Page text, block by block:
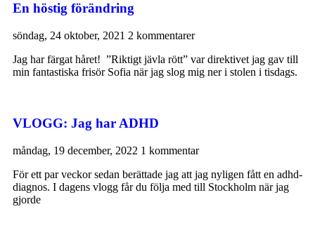
En höstig förändring
söndag, 24 oktober, 2021 2 kommentarer
Jag har färgat håret! ”Riktigt jävla rött” var direktivet jag gav till
min fantastiska frisör Sofia när jag slog mig ner i stolen i tisdags.
VLOGG: Jag har ADHD
måndag, 19 december, 2022 1 kommentar
För ett par veckor sedan berättade jag att jag nyligen fått en adhd-
diagnos. I dagens vlogg får du följa med till Stockholm när jag
gjorde